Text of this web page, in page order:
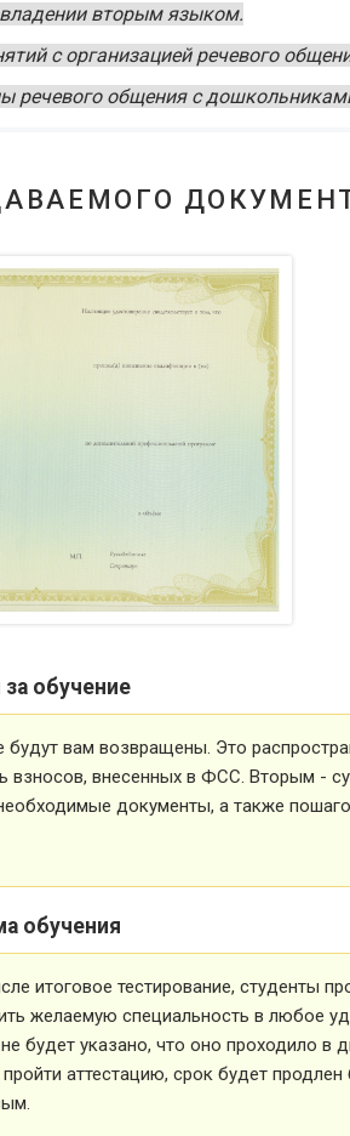
вторым языком.
с организацией речевого
речевого общения с
обучение
будут вам возвращены. Это
взносов, внесенных в ФСС. Вторым -
документы, а также
обучения
итоговое тестирование, студенты
желаемую специальность в любое
будет указано, что оно проходило
аттестацию, срок будет